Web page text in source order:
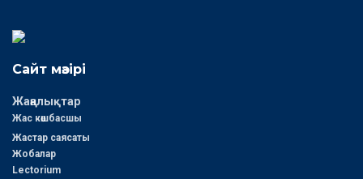
Сайт мәзірі
Жаңалықтар
Жас көшбасшы
Жастар саясаты
Жобалар
Lectorium